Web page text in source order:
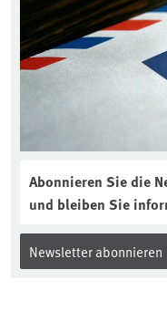
Abonnieren Sie die
und bleiben Sie
Newsletter abonnieren